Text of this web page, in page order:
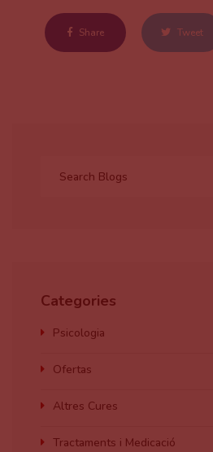
Share Tweet
Categories
Psicologia
Ofertas
Altres Cures
Tractaments i Medicació